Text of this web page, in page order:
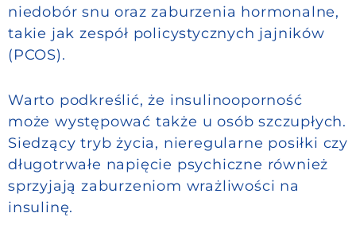
niedobór snu oraz zaburzenia hormonalne,
takie jak zespół policystycznych jajników
(PCOS).
Warto podkreślić, że insulinooporność
może występować także u osób szczupłych.
Siedzący tryb życia, nieregularne posiłki czy
długotrwałe napięcie psychiczne również
sprzyjają zaburzeniom wrażliwości na
insulinę.